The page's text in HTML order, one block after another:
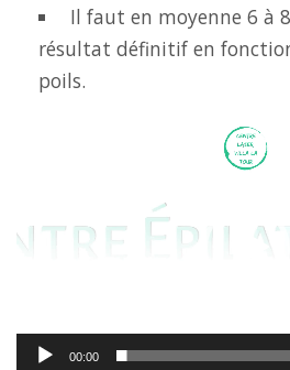
Il faut en moyenne 6 à
résultat définitif en
poils.
e
i
00:00